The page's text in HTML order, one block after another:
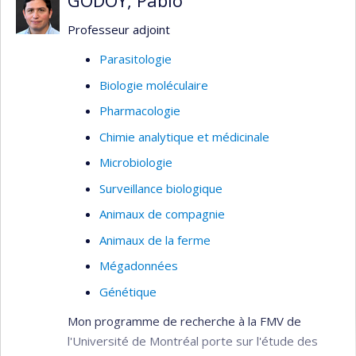
Professeur adjoint
Parasitologie
Biologie moléculaire
Pharmacologie
Chimie analytique et médicinale
Microbiologie
Surveillance biologique
Animaux de compagnie
Animaux de la ferme
Mégadonnées
Génétique
Mon programme de recherche à la FMV de
l'Université de Montréal porte sur l'étude des